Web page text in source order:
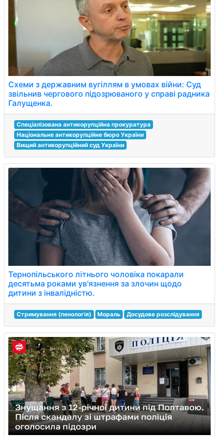
Схеми з державним вугіллям в умовах війни: Суд
звільнив чергового підозрюваного у справі радника
Галущенка.
Спеціалізована антикорупційна прокуратура
Національне антикорупційне бюро України
Вищий антикорупційний суд України
Тернопільського літнього чоловіка покарали
десятьма роками ув'язнення за злочин щодо
дитини з інвалідністю.
Стримування (пенологія) Мораль Досудове розслідування